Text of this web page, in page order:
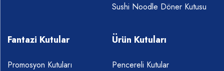
Sushi Noodle Döner Kutusu
Fantazi Kutular
Promosyon Kutuları
Ürün Kutuları
Pencereli Kutular